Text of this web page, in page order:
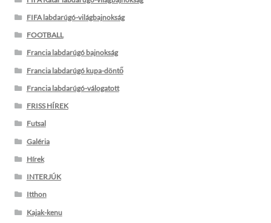
FIFA labdarúgó-világbajnokság
FOOTBALL
Francia labdarúgó bajnokság
Francia labdarúgó kupa-döntő
Francia labdarúgó-válogatott
FRISS HÍREK
Futsal
Galéria
Hírek
INTERJÚK
Itthon
Kajak-kenu